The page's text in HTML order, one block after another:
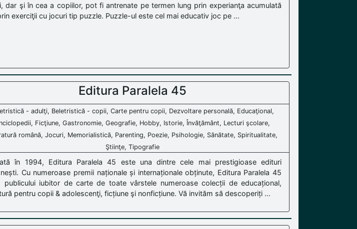
dar şi în cea a copiilor, pot fi antrenate pe termen lung prin experianţa acumulată
exerciţii cu jocuri tip puzzle. Puzzle-ul este cel mai educativ joc pe ...
Editura Paralela 45
- adulţi, Beletristică - copii, Carte pentru copii, Dezvoltare personală, Educaţional,
Ficţiune, Gastronomie, Geografie, Hobby, Istorie, Învăţământ, Lecturi şcolare,
română, Jocuri, Memorialistică, Parenting, Poezie, Psihologie, Sănătate, Spiritualitate,
Ştiinţe, Tipografie
în 1994, Editura Paralela 45 este una dintre cele mai prestigioase edituri
Cu numeroase premii naționale și internaționale obținute, Editura Paralela 45
publicului iubitor de carte de toate vârstele numeroase colecții de educațional,
pentru copii & adolescenţi, ficțiune şi nonficțiune. Vă invităm să descoperiți ...